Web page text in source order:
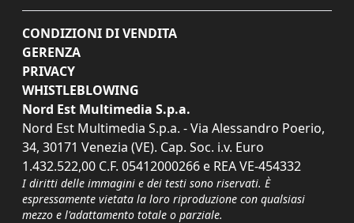
CONDIZIONI DI VENDITA
GERENZA
PRIVACY
WHISTLEBLOWING
Nord Est Multimedia S.p.a.
Nord Est Multimedia S.p.a. - Via Alessandro Poerio,
34, 30171 Venezia (VE). Cap. Soc. i.v. Euro
1.432.522,00 C.F. 05412000266 e REA VE-454332
I diritti delle immagini e dei testi sono riservati. È
espressamente vietata la loro riproduzione con qualsiasi
mezzo e l'adattamento totale o parziale.